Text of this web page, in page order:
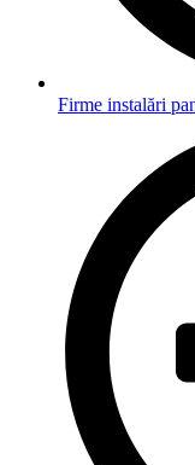
Firme instalări